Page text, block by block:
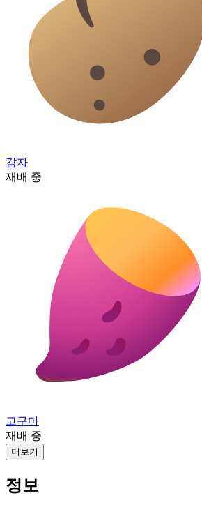
감자
재배 중
고구마
재배 중
더보기
정보